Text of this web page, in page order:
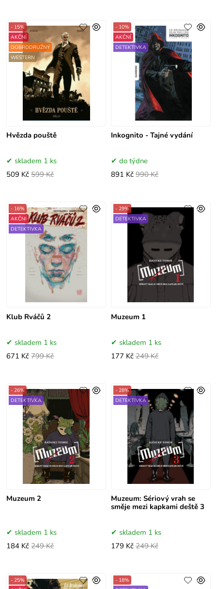
Hvězda pouště
- 15%
AKČNÍ
DOBRODRUŽNÝ
WESTERN
skladem 1 ks
509 Kč 599 Kč
Inkognito - Tajné vydání
- 10%
AKČNÍ
DETEKTIVKA
do týdne
891 Kč 990 Kč
Klub Rváčů 2
- 16%
AKČNÍ
DETEKTIVKA
skladem 1 ks
671 Kč 799 Kč
Muzeum 1
- 29%
DETEKTIVKA
skladem 1 ks
177 Kč 249 Kč
Muzeum 2
- 26%
DETEKTIVKA
skladem 1 ks
184 Kč 249 Kč
Muzeum: Sériový vrah se
směje mezi kapkami deště 3
- 28%
DETEKTIVKA
skladem 1 ks
179 Kč 249 Kč
- 25%
- 18%